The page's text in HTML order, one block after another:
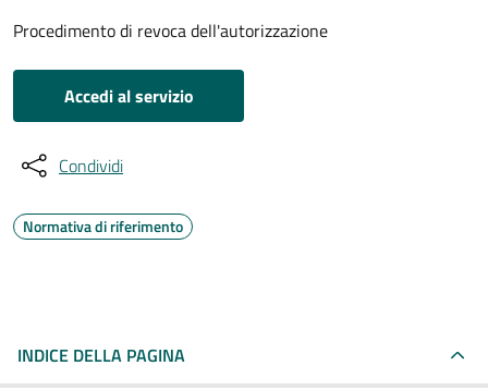
Procedimento di revoca dell'autorizzazione
Accedi al servizio
Condividi
Normativa di riferimento
INDICE DELLA PAGINA